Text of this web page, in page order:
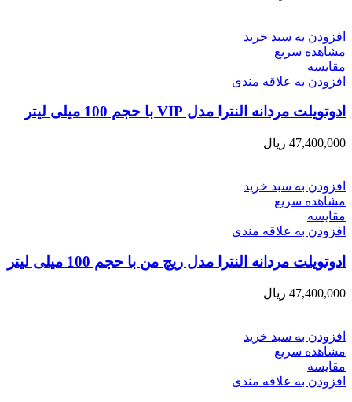
افزودن به سبد خرید
مشاهده سریع
مقایسه
افزودن به علاقه مندی
ادوتویلت مردانه النترا مدل VIP با حجم 100 میلی لیتر
47,400,000 ریال
افزودن به سبد خرید
مشاهده سریع
مقایسه
افزودن به علاقه مندی
ادوتویلت مردانه النترا مدل ریچ من با حجم 100 میلی لیتر
47,400,000 ریال
افزودن به سبد خرید
مشاهده سریع
مقایسه
افزودن به علاقه مندی